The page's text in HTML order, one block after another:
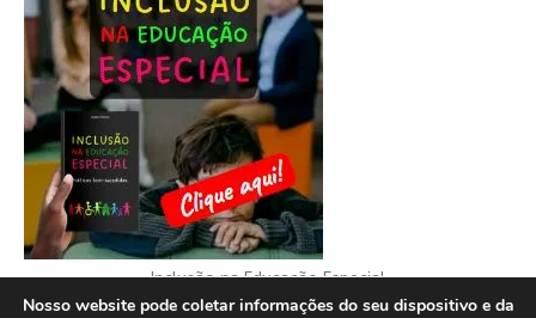
Inclusão na Educação Especial
Nosso website pode coletar informações do seu dispositivo e da